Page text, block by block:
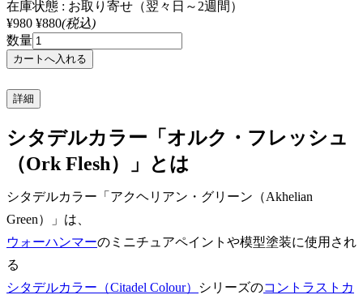
在庫状態 : お取り寄せ（翌々日～2週間）
¥980 ¥880(税込)
数量
詳細
シタデルカラー「オルク・フレッシュ
（Ork Flesh）」とは
シタデルカラー「アクヘリアン・グリーン（Akhelian
Green）」は、
ウォーハンマーのミニチュアペイントや模型塗装に使用され
る
シタデルカラー（Citadel Colour）
シリーズのコントラストカ